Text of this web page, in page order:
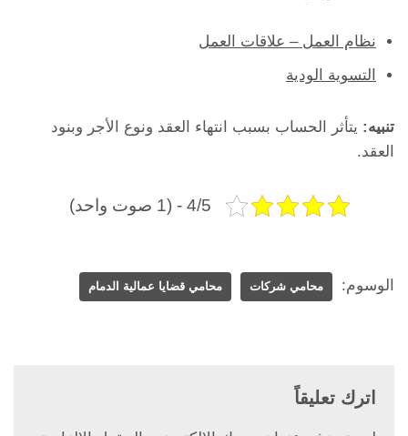
نظام العمل – علاقات العمل
التسوية الودية
تنبيه: يتأثر الحساب بسبب انتهاء العقد ونوع الأجر وبنود
العقد.
4/5 - (1 صوت واحد)
الوسوم: محامي شركات محامي قضايا عمالية الدمام
اترك تعليقاً